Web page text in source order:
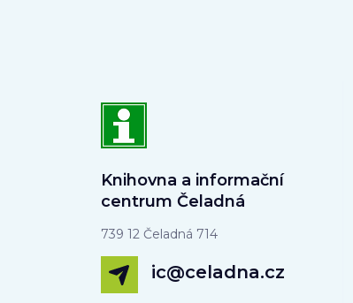
Knihovna a informační
centrum Čeladná
739 12 Čeladná 714
ic@celadna.cz